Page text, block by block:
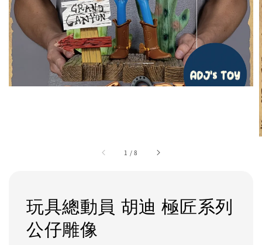
1 /8
玩具總動員 胡迪 極匠系列
公仔雕像